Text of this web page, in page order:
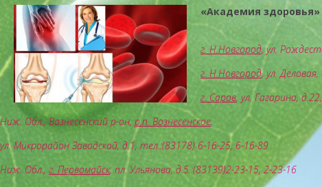
«Академия здоровья»
г. Н.Новгород, ул.
г. Н.Новгород, ул.
г. Саров, ул. Гагарина,
Ниж. Обл., Вознесенский р-он, р.п. Вознесенское,
ул. Микрорайон Заводской, д.1, тел.:(83178) 6-16-25, 6-16-89
Ниж. Обл., г. Первомайск, пл. Ульянова, д.5.:(83139)2-23-15, 2-23-16